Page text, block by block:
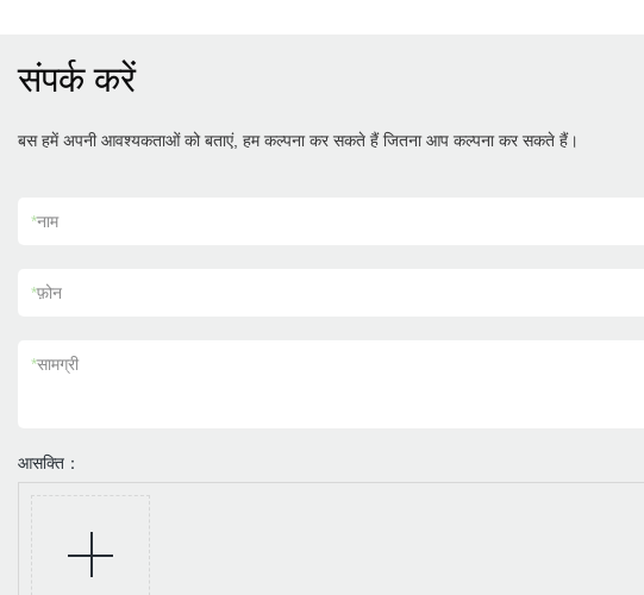
संपर्क करें
बस हमें अपनी आवश्यकताओं को बताएं, हम कल्पना कर सकते हैं जितना आप कल्पना कर सकते हैं।
*नाम
*फ़ोन
*सामग्री
आसक्ति：